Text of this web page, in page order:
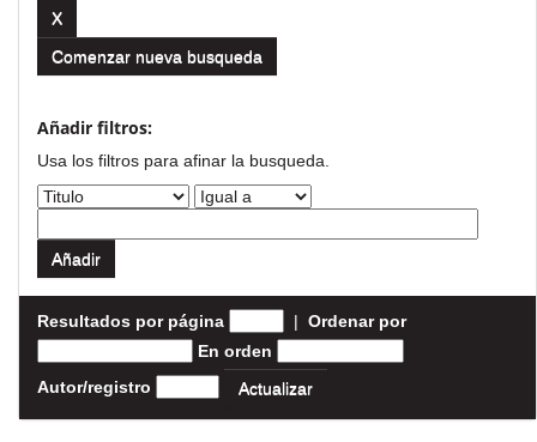
Comenzar nueva busqueda
Añadir filtros:
Usa los filtros para afinar la busqueda.
Resultados por página | Ordenar por
En orden
Autor/registro